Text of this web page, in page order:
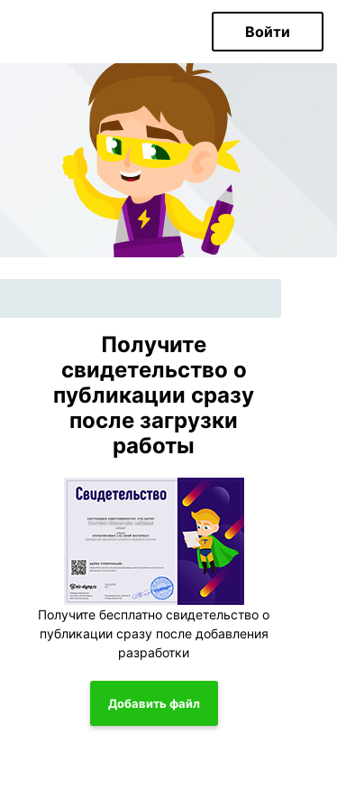
Войти
Получите
свидетельство о
публикации сразу
после загрузки
работы
Получите бесплатно свидетельство о
публикации сразу после добавления
разработки
Добавить файл